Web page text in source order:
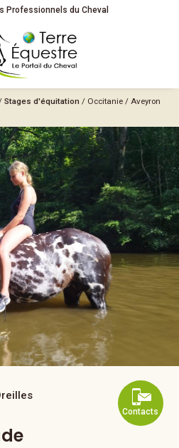
Professionnels du Cheval
Stages d'équitation / Occitanie /Aveyron
Contacts